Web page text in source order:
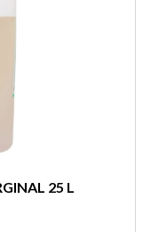
25 L